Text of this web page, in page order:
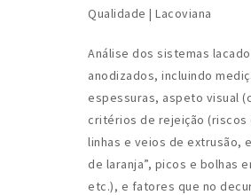
Qualidade | Lacoviana
Análise dos sistemas
anodizados, incluindo
espessuras, aspeto visual
critérios de rejeição (riscos
linhas e veios de extrusão,
de laranja”, picos e bolhas
etc.), e fatores que no